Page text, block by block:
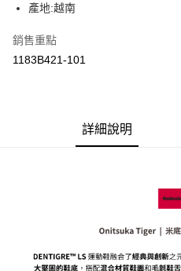
每筆NT$80，滿NT$6,000(含以上)
每筆NT$80，滿NT$6,000(含以上)
產地:越南
銷售重點
1183B421-101
詳細說明